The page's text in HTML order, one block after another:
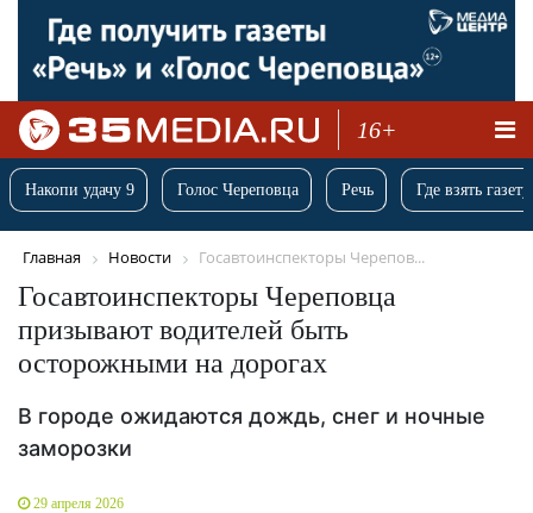
16+
Накопи удачу 9 Голос Череповца Речь Где взять
Главная Новости Госавтоинспекторы Черепов...
Госавтоинспекторы Череповца
призывают водителей быть
осторожными на дорогах
В городе ожидаются дождь, снег и ночные
заморозки
29 апреля 2026